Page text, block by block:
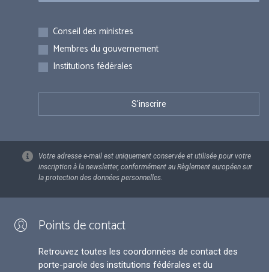
Inscriptions
Conseil des ministres
Membres du gouvernement
Institutions fédérales
Votre adresse e-mail est uniquement conservée et utilisée pour votre
inscription à la newsletter, conformément au Règlement européen sur
la protection des données personnelles.
Points de contact
Retrouvez toutes les coordonnées de contact des
porte-parole des institutions fédérales et du